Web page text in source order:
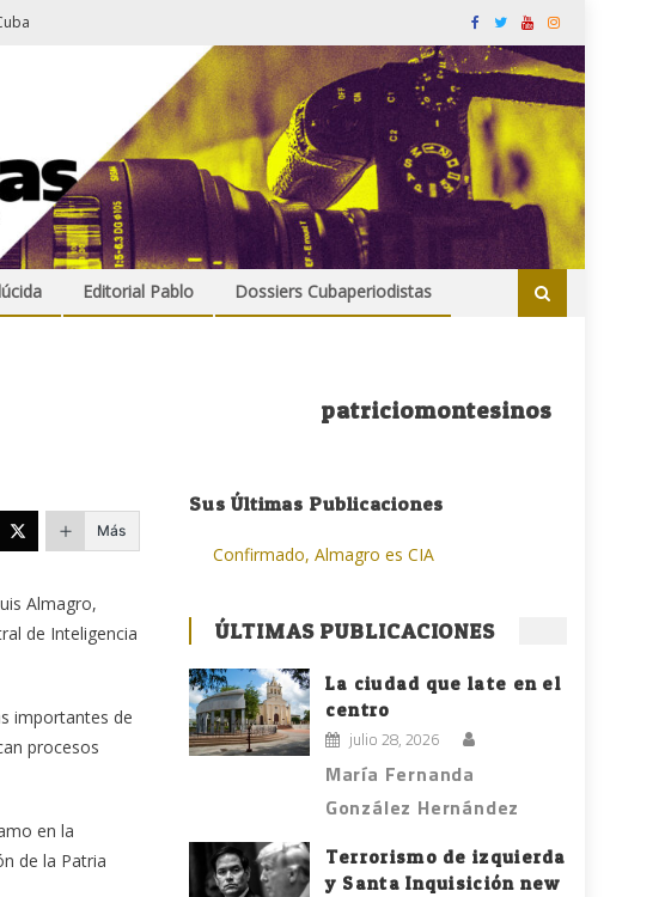
Editorial Pablo Dossiers Cubaperiodistas
Más
Almagro,
de Inteligencia
importantes de
procesos
en la
de la Patria
patriciomontesinos
Sus Últimas Publicaciones
Confirmado, Almagro es CIA
ÚLTIMAS PUBLICACIONES
La ciudad que late en el
centro
julio 28, 2026
María Fernanda
González Hernández
Terrorismo de izquierda
y Santa Inquisición new